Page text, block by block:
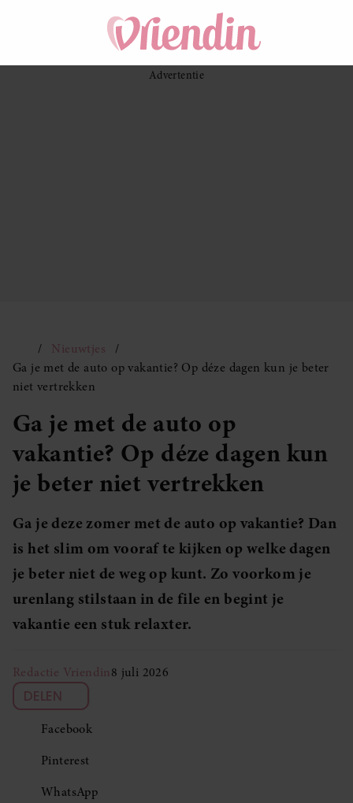
Nieuwtjes
Ga je met de auto op vakantie? Op déze dagen kun je beter
niet vertrekken
Ga je met de auto op
vakantie? Op déze dagen kun
je beter niet vertrekken
Ga je deze zomer met de auto op vakantie? Dan
is het slim om vooraf te kijken op welke dagen
je beter niet de weg op kunt. Zo voorkom je
urenlang stilstaan in de file en begint je
vakantie een stuk relaxter.
Redactie Vriendin8 juli 2026
DELEN
Facebook
Pinterest
WhatsApp